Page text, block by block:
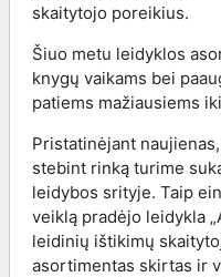
skaitytojo poreikius.
Šiuo metu leidyklos
knygų vaikams bei
patiems mažiausiems
Pristatinėjant
stebint rinką turime
leidybos srityje. Taip
veiklą pradėjo leidykla
leidinių ištikimų
asortimentas skirtas ir